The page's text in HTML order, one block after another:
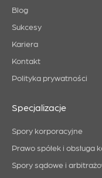
Blog
Sukcesy
Kariera
Kontakt
Polityka prywatności
Specjalizacje
Spory korporacyjne
Prawo spółek i obsługa
Spory sądowe i